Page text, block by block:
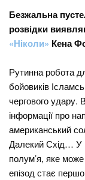
Безжальна
розвідки
«Ніколи» Кена
Рутинна робота
бойовиків
чергового удару.
інформації про
американський
Далекий Схід… У
полум’я, яке
епізод стає